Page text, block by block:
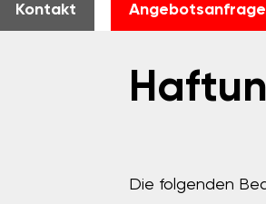
Kontakt Angebotsanfrage
Die folgenden